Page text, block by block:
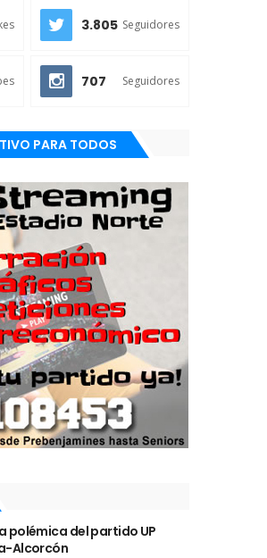
3.805 Seguidores
707 Seguidores
PARA TODOS
polémica del partido UP
Alcorcón